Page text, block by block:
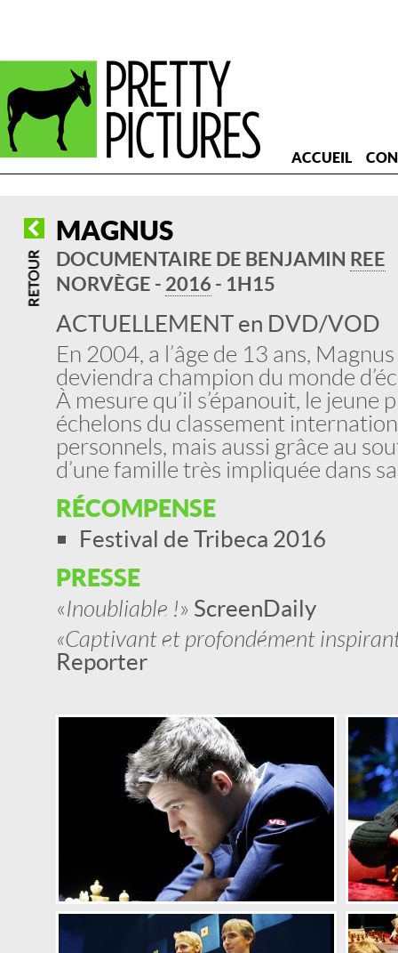
ACCUEIL
MAGNUS
DOCUMENTAIRE DE BENJAMIN REE
NORVÈGE - 2016 - 1H15
ACTUELLEMENT en DVD/VOD
En 2004, a l’âge de 13 ans,
deviendra champion du monde
À mesure qu’il s’épanouit, le jeune
échelons du classement
personnels, mais aussi grâce au
d’une famille très impliquée dans
RÉCOMPENSE
Festival de Tribeca 2016
PRESSE
«Inoubliable !» ScreenDaily
« Captivant et profondément
Reporter